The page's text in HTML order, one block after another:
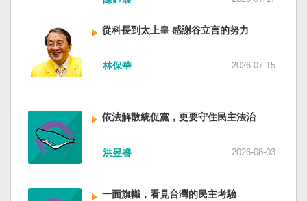
從科長到太上皇 感謝谷立言的努力
林保華 2026-07-15
依法解散統促黨，更要守住民主法治
洪昱睿 2026-08-03
一面旗幟，看見台灣的民主考驗